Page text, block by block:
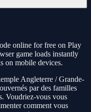
online for free on Play
game loads instantly
on mobile devices.
Angleterre / Grande-
par des familles
Voudriez-vous vous
comment vous